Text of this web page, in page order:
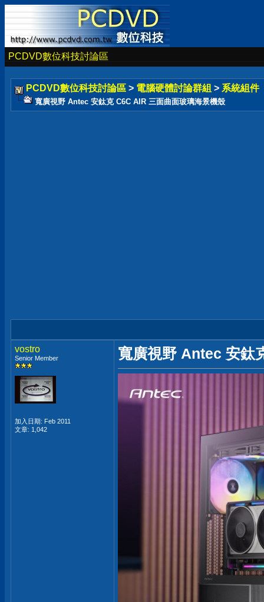
PCDVD數位科技討論區
PCDVD數位科技討論區 > 電腦硬體討論群組 > 系統組件
寬廣視野 Antec 安鈦克 C6C AIR 三面曲面玻璃海景機殼
vostro
Senior Member
加入日期: Feb 2011
文章: 1,042
寬廣視野 Antec 安鈦